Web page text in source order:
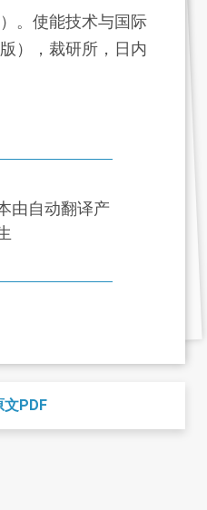
。使能技术与国际
），裁研所，日内
由自动翻译产
文PDF